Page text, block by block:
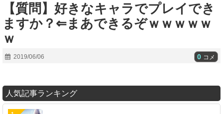
【質問】好きなキャラでプレイでき
ますか？⇐まあできるぞｗｗｗｗｗ
ｗ
2019/06/06 0 コメ
人気記事ランキング